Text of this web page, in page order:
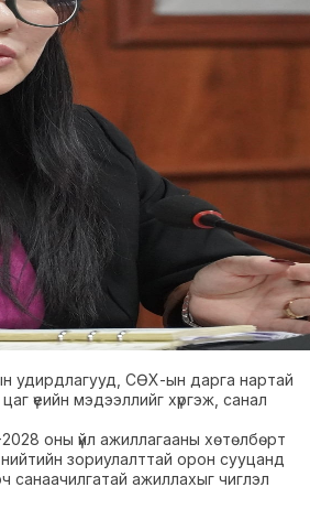
удирдлагууд, СӨХ-ын дарга нартай
үеийн мэдээллийг хүргэж, санал
оны үйл ажиллагааны хөтөлбөрт
зориулалттай орон сууцанд
ажиллахыг чиглэл